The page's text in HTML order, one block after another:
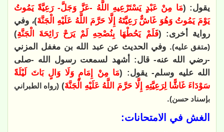
يقول: (مَا مِنْ عَبْدٍ يَسْتَرْعِيهِ اللَّهُ -عَزَّ وَجَلَّ- رَعِيَّةً يَمُوتُ
يَوْمَ يَمُوتُ وَهُوَ غَاشٌّ رَعِيَّتَهُ إِلَّا حَرَّمَ اللَّهُ عَلَيْهِ الْجَنَّةَ)، وفي
رواية أخرى: (فَلَمْ يَحُطْهَا بِنُصْحِهِ لَمْ يَرَحْ رَائِحَةَ الْجَنَّةِ)
(متفق عليه). وفي الحديث عن عبد الله بن مغفل المزني
-رضي الله عنه- قال: أشهد لسمعت رسول الله -صلى
الله عليه وسلم- يقول: (مَا مِنْ إِمَامٍ وَلَا وَالٍ بَاتَ لَيْلَةً
سَوْدَاءَ غَاشًّا لِرَعِيَّتِهِ إِلَّا حَرَّمَ اللَّهُ عَلَيْهِ الْجَنَّةَ) (رواه الطبراني
بإسناد حسن).
الغش في الامتحانات: